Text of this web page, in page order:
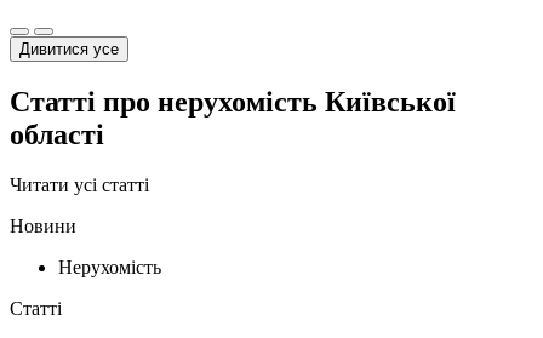
Дивитися усе
Статті про нерухомість Київської
області
Читати усі статті
Новини
Нерухомість
Статті